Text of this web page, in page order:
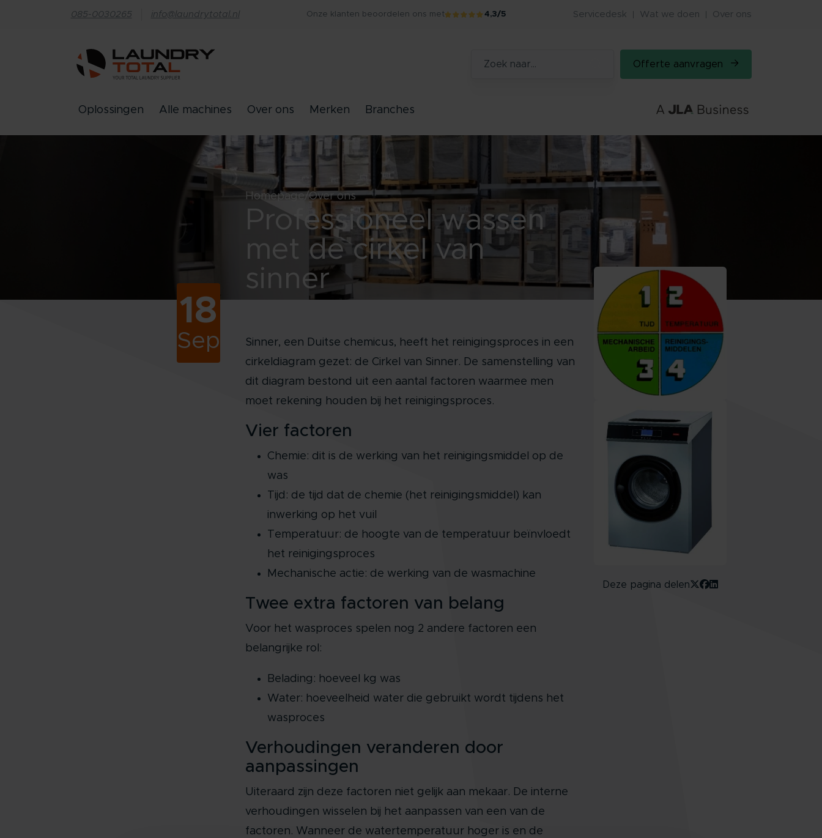
085-0030265 info@laundrytotal.nl Onze klanten beoordelen ons met 4,3/5 Servicedesk Wat we doen Over ons
Oplossingen Alle machines Over ons Merken Branches
Offerte aanvragen
Homepage Over ons
Professioneel wassen
met de cirkel van
sinner
18
Sep
Sinner, een Duitse chemicus, heeft het reinigingsproces in een
cirkeldiagram gezet: de Cirkel van Sinner. De samenstelling van
dit diagram bestond uit een aantal factoren waarmee men
moet rekening houden bij het reinigingsproces.
Vier factoren
Chemie: dit is de werking van het reinigingsmiddel op de
was
Tijd: de tijd dat de chemie (het reinigingsmiddel) kan
inwerking op het vuil
Temperatuur: de hoogte van de temperatuur beïnvloedt
het reinigingsproces
Mechanische actie: de werking van de wasmachine
Twee extra factoren van belang
Voor het wasproces spelen nog 2 andere factoren een
belangrijke rol:
Belading: hoeveel kg was
Water: hoeveelheid water die gebruikt wordt tijdens het
wasproces
Verhoudingen veranderen door
aanpassingen
Uiteraard zijn deze factoren niet gelijk aan mekaar. De interne
verhoudingen wisselen bij het aanpassen van een van de
factoren. Wanneer de watertemperatuur hoger is en de
Deze pagina delen